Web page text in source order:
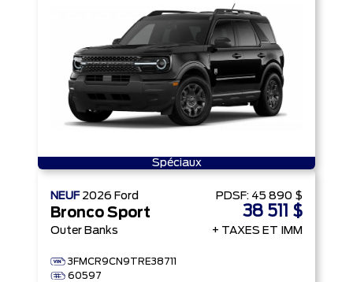
Spéciaux
NEUF 2026 Ford
Bronco Sport
Outer Banks
3FMCR9CN9TRE38711
60597
PDSF: 45 890 $
38 511 $
+ TAXES ET IMM